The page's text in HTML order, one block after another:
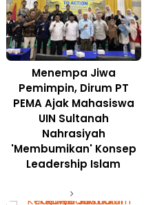
Menempa Jiwa
Pemimpin, Dirum PT
PEMA Ajak Mahasiswa
UIN Sultanah
Nahrasiyah
'Membumikan' Konsep
Leadership Islam